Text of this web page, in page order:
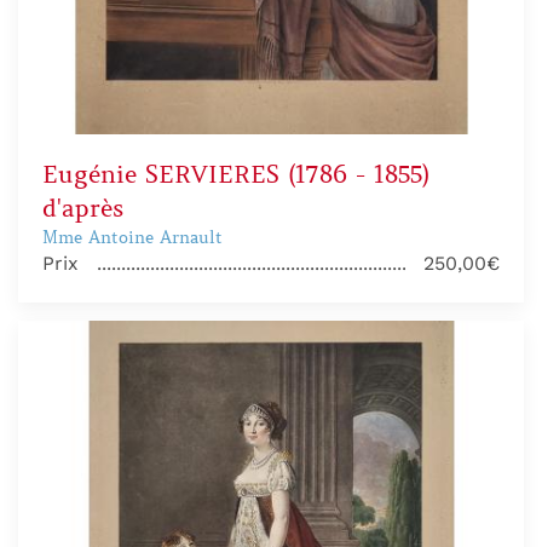
Eugénie SERVIERES (1786 - 1855)
d'après
Mme Antoine Arnault
Prix 250,00€